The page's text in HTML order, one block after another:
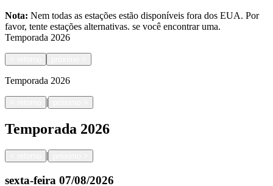
Nota: Nem todas as estações estão disponíveis fora dos EUA. Por
favor, tente estações alternativas. se você encontrar uma.
Temporada 2026
Temporada 2026
|
Temporada 2026
|
sexta-feira 07/08/2026